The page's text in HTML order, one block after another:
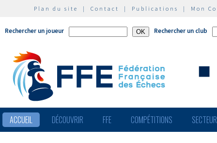
Plan du site | Contact | Publications | Mon
Rechercher un joueur Rechercher un club
ACCUEIL DÉCOUVRIR FFE COMPÉTITIONS